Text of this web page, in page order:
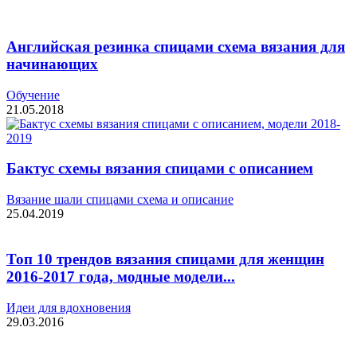
Английская резинка спицами схема вязания для
начинающих
Обучение
21.05.2018
Бактус схемы вязания спицами с описанием
Вязание шали спицами схема и описание
25.04.2019
Топ 10 трендов вязания спицами для женщин
2016-2017 года, модные модели...
Идеи для вдохновения
29.03.2016